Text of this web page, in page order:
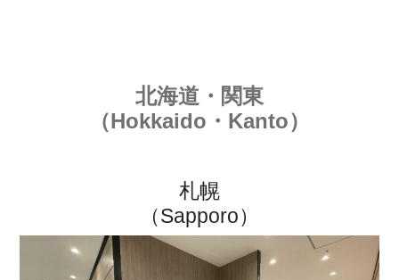
北海道・関東
（Hokkaido・Kanto）
札幌
（Sapporo）